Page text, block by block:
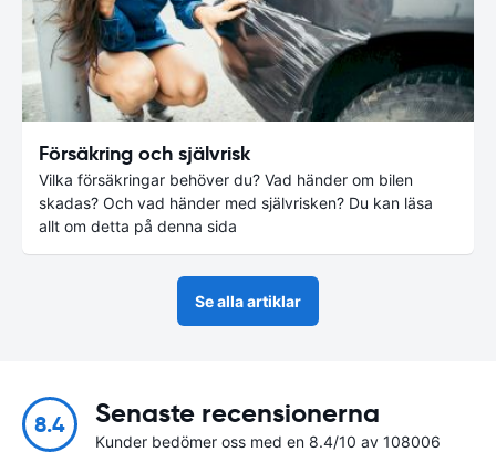
Försäkring och självrisk
Vilka försäkringar behöver du? Vad händer om bilen
skadas? Och vad händer med självrisken? Du kan läsa
allt om detta på denna sida
Se alla artiklar
8.4 Senaste recensionerna
Kunder bedömer oss med en 8.4/10 av 108006